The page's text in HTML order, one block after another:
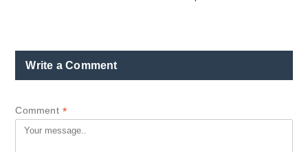
Write a Comment
Comment *